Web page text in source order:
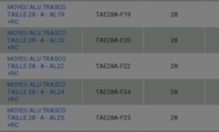
MOYEU ALU TRASCO
TAILLE 28 - A - AL19
+RC
TAE28A-F19 28
MOYEU ALU TRASCO
TAILLE 28 - A - AL20
+RC
TAE28A-F20 28
MOYEU ALU TRASCO
TAILLE 28 - A - AL22
+RC
TAE28A-F22 28
MOYEU ALU TRASCO
TAILLE 28 - A - AL24
+RC
TAE28A-F24 28
MOYEU ALU TRASCO
TAILLE 28 - A - AL25
+RC
TAE28A-F25 28